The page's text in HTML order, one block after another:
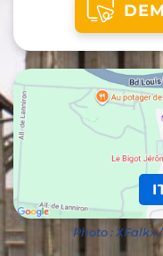
Photo : XFalkx